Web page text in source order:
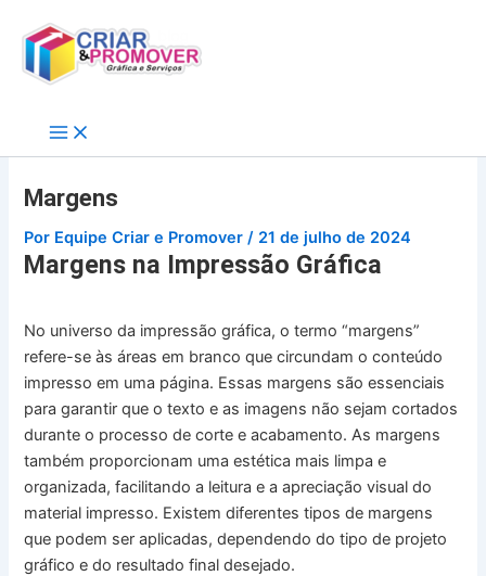
para
conteúdo
Margens
Por Equipe Criar e Promover/ 21 de julho de 2024
Margens na Impressão Gráfica
No universo da impressão gráfica, o termo “margens”
refere-se às áreas em branco que circundam o conteúdo
impresso em uma página. Essas margens são essenciais
para garantir que o texto e as imagens não sejam cortados
durante o processo de corte e acabamento. As margens
também proporcionam uma estética mais limpa e
organizada, facilitando a leitura e a apreciação visual do
material impresso. Existem diferentes tipos de margens
que podem ser aplicadas, dependendo do tipo de projeto
gráfico e do resultado final desejado.